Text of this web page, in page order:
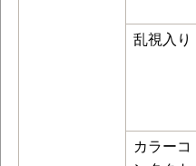
乱視入り
カラーコ